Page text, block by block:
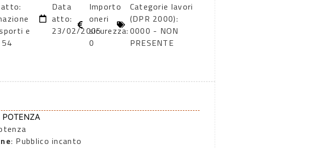
atto:
e
Data
atto:
23/02/2005
Importo
oneri
sicurezza:
0
Categorie lavori
(DPR 2000):
0000 - NON
PRESENTE
: Pubblico incanto